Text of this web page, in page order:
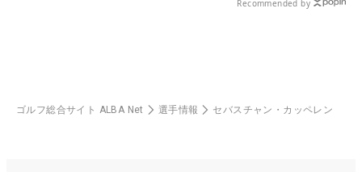
Recommended by
ゴルフ総合サイト ALBA Net 選手情報 セバスチャン・カッペレン